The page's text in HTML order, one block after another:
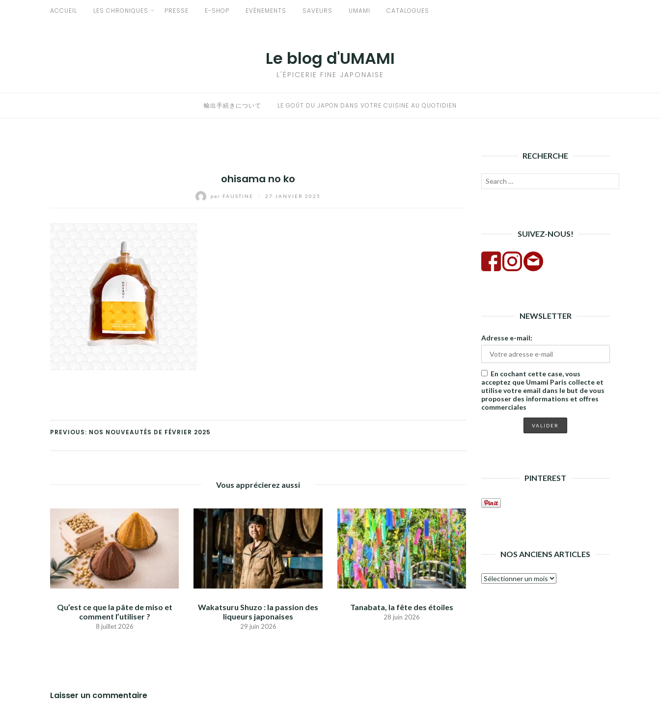
ACCUEIL LES CHRONIQUES PRESSE E-SHOP EVÈNEMENTS SAVEURS UMAMI CATALOGUES
Le blog d'UMAMI
L'ÉPICERIE FINE JAPONAISE
輸出手続きについて LE GOÛT DU JAPON DANS VOTRE CUISINE AU QUOTIDIEN
ohisama no ko
par FAUSTINE 27 JANVIER 2025
PREVIOUS: NOS NOUVEAUTÉS DE FÉVRIER 2025
Vous apprécierez aussi
Qu’est ce que la pâte de miso et
comment l’utiliser ?
8 juillet 2026
Wakatsuru Shuzo : la passion des
liqueurs japonaises
29 juin 2026
Tanabata, la fête des étoiles
28 juin 2026
Laisser un commentaire
RECHERCHE
Recherche
SUIVEZ-NOUS!
NEWSLETTER
Adresse e-mail:
En cochant cette case, vous
acceptez que Umami Paris collecte et
utilise votre email dans le but de vous
proposer des informations et offres
commerciales
PINTEREST
NOS ANCIENS ARTICLES
Nos